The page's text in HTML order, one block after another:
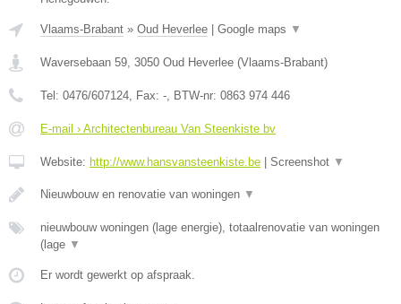
Vlaams-Brabant » Oud Heverlee Google maps ▼
Waversebaan 59, 3050 Oud Heverlee (Vlaams-Brabant)
Tel: 0476/607124, Fax: -, BTW-nr: 0863 974 446
E-mail › Architectenbureau Van Steenkiste bv
Website: http://www.hansvansteenkiste.be Screenshot ▼
Nieuwbouw en renovatie van woningen ▼
nieuwbouw woningen (lage energie), totaalrenovatie van woningen
(lage ▼
Er wordt gewerkt op afspraak.